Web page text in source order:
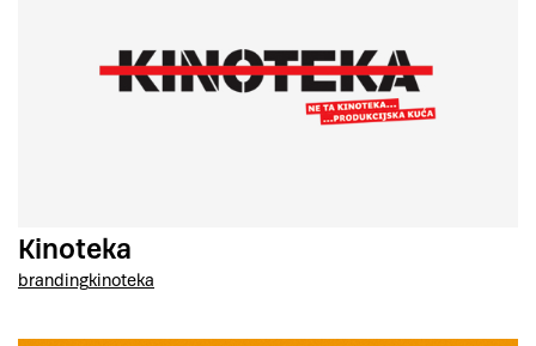
Kinoteka
brandingkinoteka